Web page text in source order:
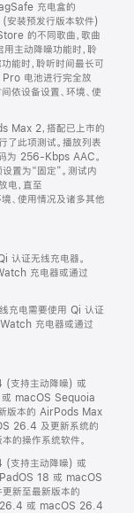
充电盒的
装预发行版本软件)
的不同歌曲，歌曲
主动降噪功能时，聆
能时，聆听时间最长可
Pro 电池进行完全放
依设备设置、环境、使
Max 2，搭配已上市的
此项测试。播放列表
为 256-Kbps AAC。
置为“固定”。测试内
电，直至
、使用情况及诸多其他
认证无线充电器。
充电器或通过
充电需要使用 Qi 认证
充电器或通过
(支持主动降噪) 或
或 macOS Sequoia
新版本的 AirPods Max
26.4 及更新系统的
的操作系统软件。
(支持主动降噪) 或
18 或 macOS
新至最新版本的
26.4 或 macOS 26.4